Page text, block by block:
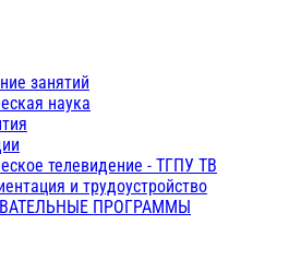
занятий
наука
телевидение - ТГПУ ТВ
и трудоустройство
ПРОГРАММЫ